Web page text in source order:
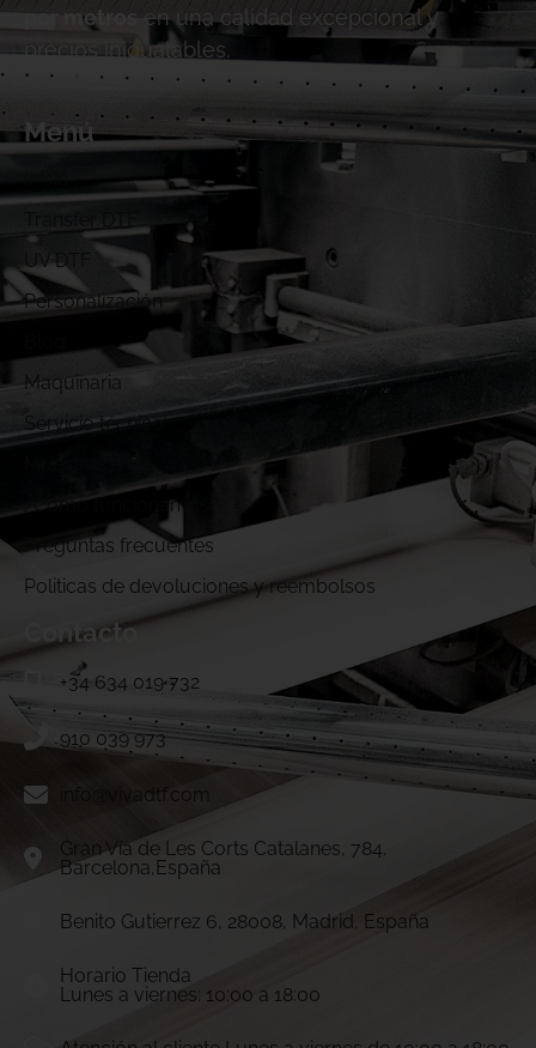
por metros
en una calidad excepcional y
precios inigualables.
Menú
UV DTF
Personalización
Maquinaria
Servicio técnico
¿Cómo funcionamos?
Preguntas frecuentes
Politicas de devoluciones y reembolsos
Contacto
+34 634 019 732
910 039 973
info@vivadtf.com
Gran Vía de Les Corts Catalanes, 784.
Barcelona,España
Benito Gutierrez 6, 28008, Madrid, España
Horario Tienda
Lunes a viernes: 10:00 a 18:00